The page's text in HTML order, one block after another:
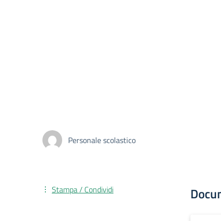
Personale scolastico
Stampa / Condividi